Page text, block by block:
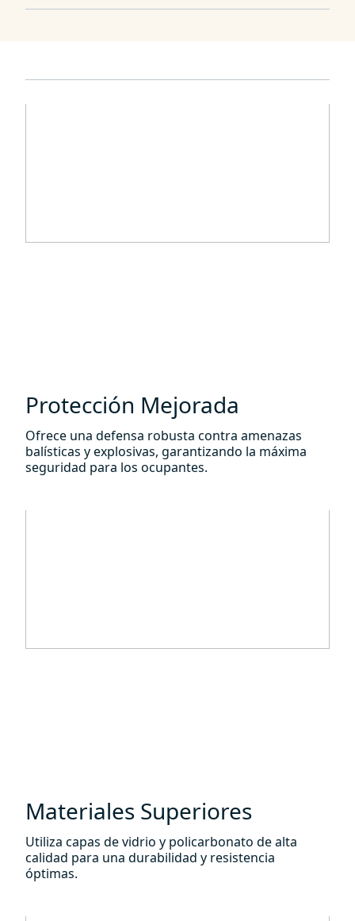
Protección Mejorada
Ofrece una defensa robusta contra amenazas
balísticas y explosivas, garantizando la máxima
seguridad para los ocupantes.
Materiales Superiores
Utiliza capas de vidrio y policarbonato de alta
calidad para una durabilidad y resistencia
óptimas.